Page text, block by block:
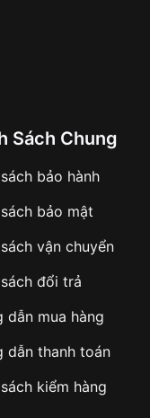
hàng hoặc
chóng
không mong
Sách Chung
bảo hành
bảo mật
vận chuyển
đổi trả
dẫn mua hàng
dẫn thanh toán
kiểm hàng